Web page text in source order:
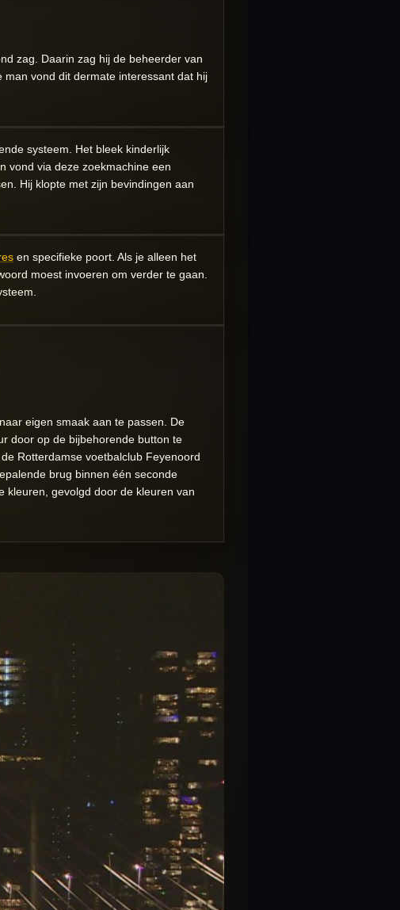
zag. Daarin zag hij de beheerder van
vond dit dermate interessant dat hij
systeem. Het bleek kinderlijk
vond via deze zoekmachine een
Hij klopte met zijn bevindingen aan
en specifieke poort. Als je alleen het
moest invoeren om verder te gaan.
eigen smaak aan te passen. De
door op de bijbehorende button te
Rotterdamse voetbalclub Feyenoord
brug binnen één seconde
kleuren, gevolgd door de kleuren van